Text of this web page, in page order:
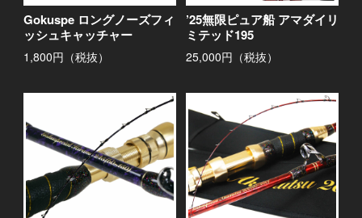
Gokuspe ロングノーズフィ
ッシュキャッチャー
1,800円（税抜）
’25無限ピュア船 アマダイリ
ミテッド195
25,000円（税抜）